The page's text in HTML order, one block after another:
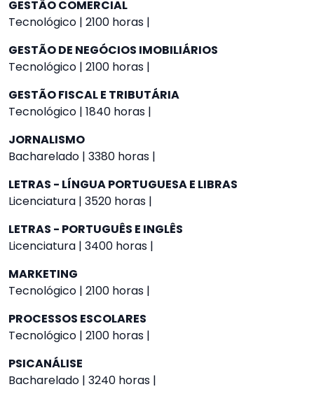
GESTÃO COMERCIAL
Tecnológico | 2100 horas |
GESTÃO DE NEGÓCIOS IMOBILIÁRIOS
Tecnológico | 2100 horas |
GESTÃO FISCAL E TRIBUTÁRIA
Tecnológico | 1840 horas |
JORNALISMO
Bacharelado | 3380 horas |
LETRAS - LÍNGUA PORTUGUESA E LIBRAS
Licenciatura | 3520 horas |
LETRAS - PORTUGUÊS E INGLÊS
Licenciatura | 3400 horas |
MARKETING
Tecnológico | 2100 horas |
PROCESSOS ESCOLARES
Tecnológico | 2100 horas |
PSICANÁLISE
Bacharelado | 3240 horas |